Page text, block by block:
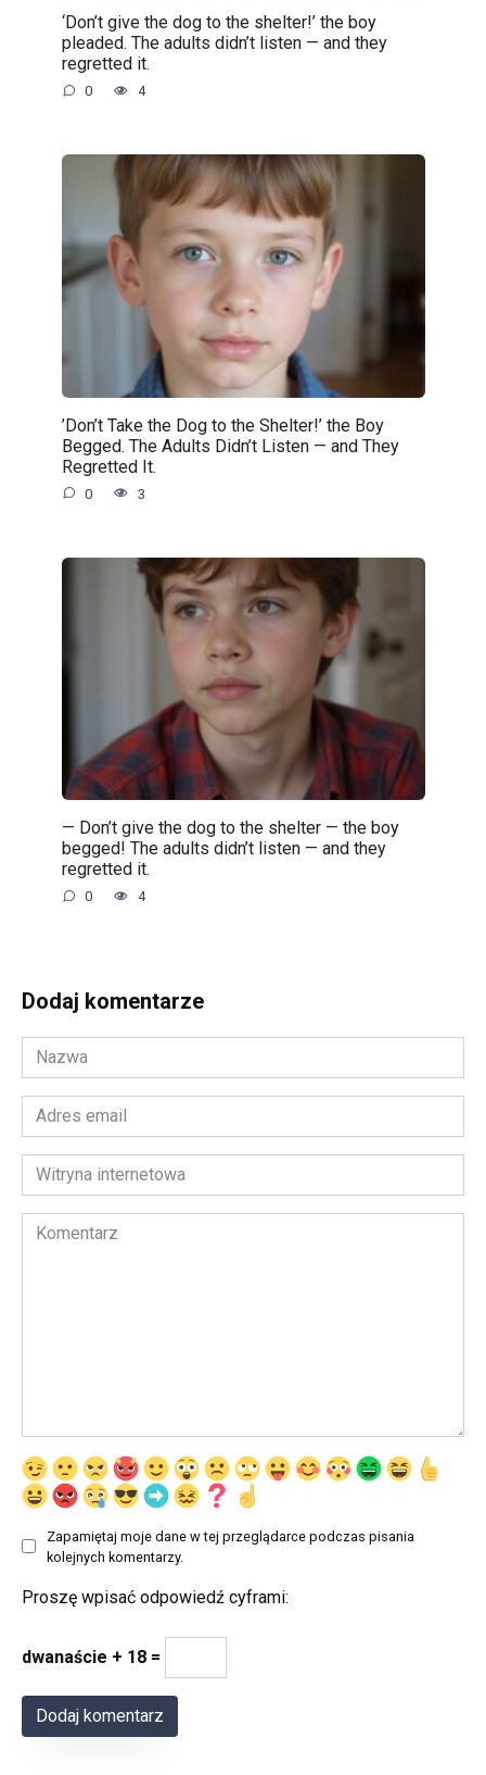
‘Don’t give the dog to the shelter!’ the boy
pleaded. The adults didn’t listen — and they
regretted it.
0 4
’Don’t Take the Dog to the Shelter!’ the Boy
Begged. The Adults Didn’t Listen — and They
Regretted It.
0 3
— Don’t give the dog to the shelter — the boy
begged! The adults didn’t listen — and they
regretted it.
0 4
Dodaj komentarze
Nazwa
*
Adres
email
*Witryna
internetowa
Komentarz
Zapamiętaj moje dane w tej przeglądarce podczas pisania
kolejnych komentarzy.
Proszę wpisać odpowiedź cyframi:
dwanaście + 18 =